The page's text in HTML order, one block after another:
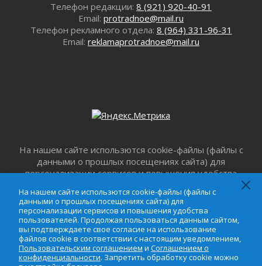
Телефон редакции: 8 (921) 920-40-91
Email: protradnoe@mail.ru
Телефон рекламного отдела: 8 (964) 331-96-31
Email: reklamaprotradnoe@mail.ru
На нашем сайте использются cookie-файлы (файлы с
данными о прошлых посещениях сайта) для
персонализации сервисов и повышения удобства
сайтом, вы подтверждаете свое согласие на
использование файлов cookie в соответствии с
настоящим уведомлением,Пользовательским
соглашениемиСоглашением о
конфиденциальности. Запретить обработку cookie
можно в настройке браузера.
На нашем сайте использются cookie-файлы (файлы с
данными о прошлых посещениях сайта) для
персонализации сервисов и повышения удобства
пользователей. Продолжая пользоваться данным сайтом,
вы подтверждаете свое согласие на использование
файлов cookie в соответствии с настоящим уведомлением,
Пользовательским соглашением и Соглашением о
конфиденциальности. Запретить обработку cookie можно